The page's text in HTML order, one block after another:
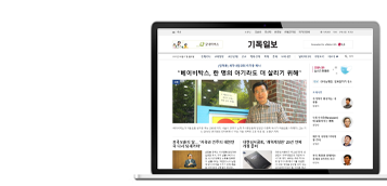
교회일반 교회 입력 2025. 07. 01